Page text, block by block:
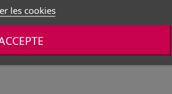
les cookies